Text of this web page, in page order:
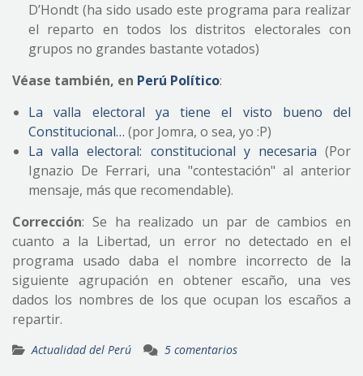
D’Hondt (ha sido usado este programa para realizar
el reparto en todos los distritos electorales con
grupos no grandes bastante votados)
Véase también, en Perú Político:
La valla electoral ya tiene el visto bueno del
Constitucional… (por Jomra, o sea, yo :P)
La valla electoral: constitucional y necesaria (Por
Ignazio De Ferrari, una "contestación" al anterior
mensaje, más que recomendable).
Corrección: Se ha realizado un par de cambios en
cuanto a la Libertad, un error no detectado en el
programa usado daba el nombre incorrecto de la
siguiente agrupación en obtener escaño, una ves
dados los nombres de los que ocupan los escaños a
repartir.
Actualidad del Perú 5 comentarios